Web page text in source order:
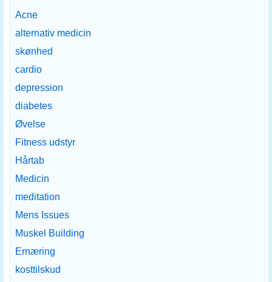
Acne
alternativ medicin
skønhed
cardio
depression
diabetes
Øvelse
Fitness udstyr
Hårtab
Medicin
meditation
Mens Issues
Muskel Building
Ernæring
kosttilskud